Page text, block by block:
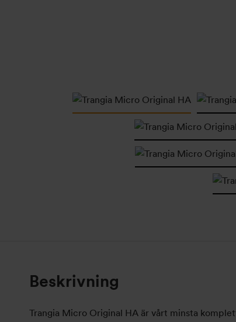
Beskrivning
Trangia Micro Original HA är vårt minsta